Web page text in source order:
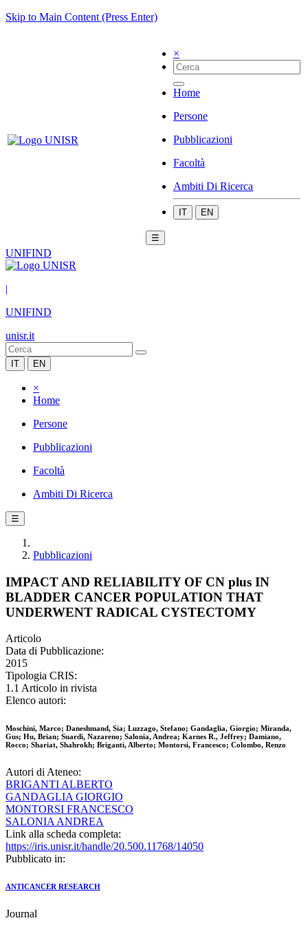
Skip to Main Content (Press Enter)
×
Home
Persone
Pubblicazioni
Facoltà
Ambiti Di Ricerca
IT EN
☰
UNIFIND
|
UNIFIND
unisr.it
IT EN
×
Home
Persone
Pubblicazioni
Facoltà
Ambiti Di Ricerca
☰
Pubblicazioni
IMPACT AND RELIABILITY OF CN plus IN
BLADDER CANCER POPULATION THAT
UNDERWENT RADICAL CYSTECTOMY
Articolo
Data di Pubblicazione:
2015
Tipologia CRIS:
1.1 Articolo in rivista
Elenco autori:
Moschini, Marco; Daneshmand, Sia; Luzzago, Stefano; Gandaglia, Giorgio; Miranda,
Gus; Hu, Brian; Suardi, Nazareno; Salonia, Andrea; Karnes R., Jeffrey; Damiano,
Rocco; Shariat, Shahrokh; Briganti, Alberto; Montorsi, Francesco; Colombo, Renzo
Autori di Ateneo:
BRIGANTI ALBERTO
GANDAGLIA GIORGIO
MONTORSI FRANCESCO
SALONIA ANDREA
Link alla scheda completa:
https://iris.unisr.it/handle/20.500.11768/14050
Pubblicato in:
ANTICANCER RESEARCH
Journal